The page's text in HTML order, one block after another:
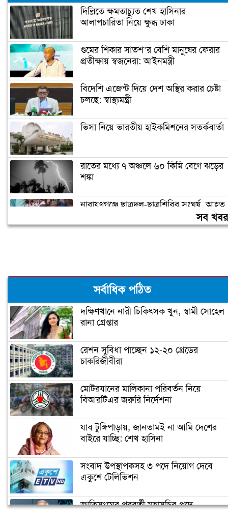
দিল্লিতে ক্ষমতাচ্যুত শেখ হাসিনার
আলাপচারিতা নিয়ে ক্ষুব্ধ ঢাকা
গুমের শিকার সাতশ’র বেশি মানুষের ফেরার
প্রতীক্ষায় স্বজনেরা: আইনমন্ত্রী
বিদেশি এজেন্ট দিয়ে দেশ অস্থির করার চেষ্টা
চলছে: স্বাস্থ্যমন্ত্রী
ভিসা নিয়ে ভারতীয় হাইকমিশনের সতর্কবার্তা
রাতের মধ্যে ৭ অঞ্চলে ৬০ কিমি বেগে ঝড়ের
শঙ্কা
নারায়ণগঞ্জে ছাত্রদল-ছাত্রশিবির সংঘর্ষ, আহত
সব
সর্বাধিক পঠিত
দক্ষিণখানে নারী চিকিৎসক খুন, স্বামী সোহেল
রানা গ্রেপ্তার
রেশন সুবিধা পাচ্ছেন ১২-২০ গ্রেডের
চাকরিজীবীরা
মোটরযানের মালিকানা পরিবর্তন নিয়ে
বিআরটিএর জরুরি নির্দেশনা
যাব টুঙ্গিপাড়ায়, জানতামই না আমি দেশের
বাইরে যাচ্ছি: শেখ হাসিনা
সংবাদ উপস্থাপকসহ ৩ পদে নিয়োগ দেবে
একুশে টেলিভিশন
জাতিসংঘের পরবর্তী মহাসচিব পদে